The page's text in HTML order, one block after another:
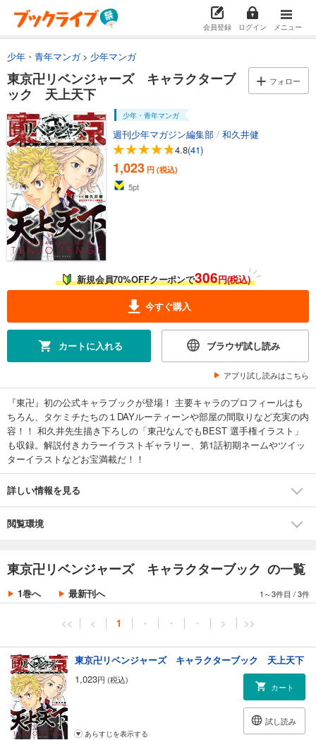
会員登録 ログイン メニュー
少年・青年マンガ 少年マンガ
東京卍リベンジャーズ キャラクターブ
ック 天上天下
フォロー
少年・青年マンガ
週刊少年マガジン編集部 / 和久井健
4.8(41)
1,023 円 (税込)
5pt
新規会員70%OFFクーポンで306円(税込)
今すぐ購入
カートに入れる ブラウザ試し読み
アプリ試し読みはこちら
『東卍』初の公式キャラブックが登場！ 主要キャラのプロフィールはも
ちろん、タケミチたちの１DAYルーティーンや部屋の間取りなど充実の内
容！！ 和久井先生描き下ろしの「東卍なんでもBEST 選手権イラスト」
も収録。解説付きカラーイラストギャラリー、第1話初期ネームやツイッ
ターイラストなどお宝満載だ！！
詳しい情報を見る
閲覧環境
東京卍リベンジャーズ キャラクターブック の一覧
1巻へ 最新刊へ 1～3件目 /3件
<< < 1 ・ ・ ・ > >>
東京卍リベンジャーズ キャラクターブック 天上天下
1,023円 (税込)
カート
試し読み
あらすじを表示する